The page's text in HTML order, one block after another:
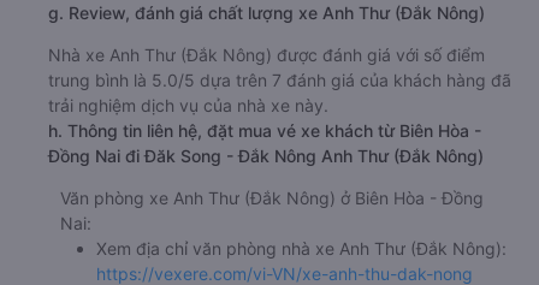
g. Review, đánh giá chất lượng xe Anh Thư (Đắk Nông)
Nhà xe Anh Thư (Đắk Nông) được đánh giá với số điểm
trung bình là 5.0/5 dựa trên 7 đánh giá của khách hàng đã
trải nghiệm dịch vụ của nhà xe này.
h. Thông tin liên hệ, đặt mua vé xe khách từ Biên Hòa -
Đồng Nai đi Đăk Song - Đắk Nông Anh Thư (Đắk Nông)
Văn phòng xe Anh Thư (Đắk Nông) ở Biên Hòa - Đồng
Nai:
Xem địa chỉ văn phòng nhà xe Anh Thư (Đắk Nông):
https://vexere.com/vi-VN/xe-anh-thu-dak-nong